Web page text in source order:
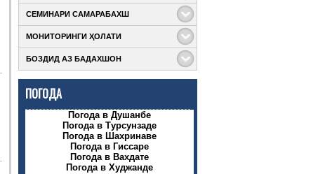
мушоҳидаи ҳосили
қитъаҳои кишти
гандум, ва пахта,
талаботи дарёфти
сертификати тухмӣ,
Дар доираи кӯмаки
техникии ФАО
(Ташкилоти
озуқаворӣ ва
Созмони Милали
Муттаҳид) ба ҷараёни татбиқи Лоиҳаи
СЕМИНАРИ САМАРАБАХШ
Дар доираи
Академияи
таҳсилоти
муҳити зист ва иҷтимоии Лоиҳаи Баланд
МОНИТОРИНГИ ҲОЛАТИ
Дар доираи татбиқи
компоненти якуми
устувории
кишоварзӣ”
мутахассисони Муассисаи давлатии
БОЗДИД АЗ БАДАХШОН
ва сеюми Лоиҳаи
“Баланд
бардоштани
устувории
кишоварзӣ” оид ба сохтмони иншоотҳои
ПОГОДА
Погода в Душанбе
Погода в Турсунзаде
Погода в Шахринаве
Погода в Гиссаре
Погода в Вахдате
Погода в Худжанде